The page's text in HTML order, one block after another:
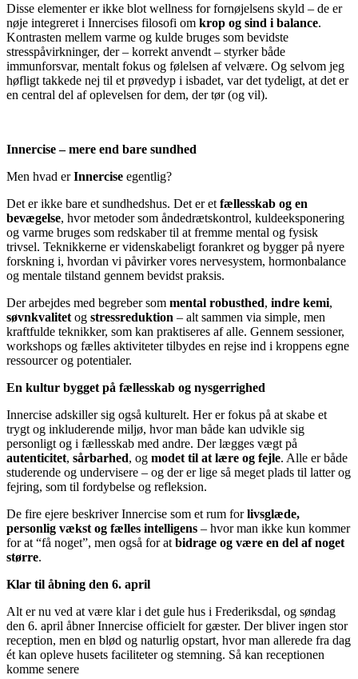
Disse elementer er ikke blot wellness for fornøjelsens skyld – de er
nøje integreret i Innercises filosofi om krop og sind i balance.
Kontrasten mellem varme og kulde bruges som bevidste
stresspåvirkninger, der – korrekt anvendt – styrker både
immunforsvar, mentalt fokus og følelsen af velvære. Og selvom jeg
høfligt takkede nej til et prøvedyp i isbadet, var det tydeligt, at det er
en central del af oplevelsen for dem, der tør (og vil).
Innercise – mere end bare sundhed
Men hvad erInnercise egentlig?
Det er ikke bare et sundhedshus. Det er etfællesskab og en
bevægelse, hvor metoder som åndedrætskontrol, kuldeeksponering
og varme bruges som redskaber til at fremme mental og fysisk
trivsel. Teknikkerne er videnskabeligt forankret og bygger på nyere
forskning i, hvordan vi påvirker vores nervesystem, hormonbalance
og mentale tilstand gennem bevidst praksis.
Der arbejdes med begreber som mental robusthed, indre kemi,
søvnkvalitetog stressreduktion – alt sammen via simple, men
kraftfulde teknikker, som kan praktiseres af alle. Gennem sessioner,
workshops og fælles aktiviteter tilbydes en rejse ind i kroppens egne
ressourcer og potentialer.
En kultur bygget på fællesskab og nysgerrighed
Innercise adskiller sig også kulturelt. Her er fokus på at skabe et
trygt og inkluderende miljø, hvor man både kan udvikle sig
personligt og i fællesskab med andre. Der lægges vægt på
autenticitet, sårbarhed, og modet til at lære og fejle. Alle er både
studerende og undervisere – og der er lige så meget plads til latter og
fejring, som til fordybelse og refleksion.
De fire ejere beskriver Innercise som et rum forlivsglæde,
personlig vækst og fælles intelligens – hvor man ikke kun kommer
for at “få noget”, men også for atbidrage og være en del af noget
større.
Klar til åbning den 6. april
Alt er nu ved at være klar i det gule hus i Frederiksdal, og søndag
den 6. april åbner Innercise officielt for gæster. Der bliver ingen stor
reception, men en blød og naturlig opstart, hvor man allerede fra dag
ét kan opleve husets faciliteter og stemning. Så kan receptionen
komme senere